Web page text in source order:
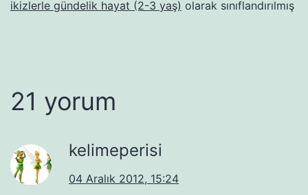
ikizlerle gündelik hayat (2-3 yaş) olarak sınıflandırılmış
21 yorum
kelimeperisi
04 Aralık 2012, 15:24